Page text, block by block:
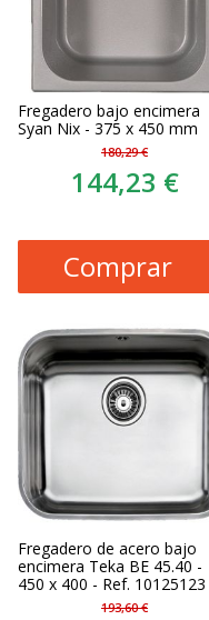
Fregadero bajo encimera
Syan Nix - 375 x 450 mm
180,29 €
144,23 €
Comprar
Fregadero de acero bajo
encimera Teka BE 45.40 -
450 x 400 - Ref. 10125123
193,60 €